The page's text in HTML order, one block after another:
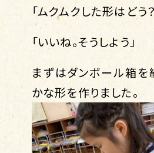
「ムクムクした形はどう？
「いいね。そうしよう」
まずはダンボール箱を
かな形を作りました。